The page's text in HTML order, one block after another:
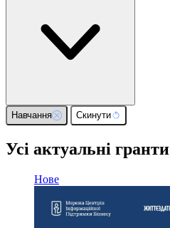
Навчання Скинути
Усі актуальні гранти
Нове